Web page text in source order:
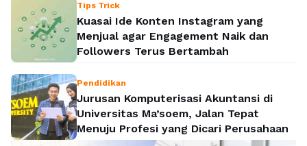
Tips Trick
Kuasai Ide Konten Instagram yang
Menjual agar Engagement Naik dan
Followers Terus Bertambah
Pendidikan
Jurusan Komputerisasi Akuntansi di
Universitas Ma’soem, Jalan Tepat
Menuju Profesi yang Dicari Perusahaan